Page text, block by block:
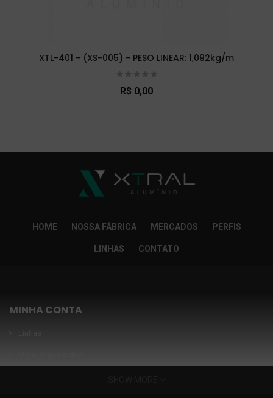
XTL-401 - (XS-005) - PESO LINEAR: 1,092kg/m
R$ 0,00
HOME NOSSA FÁBRICA MERCADOS PERFIS
LINHAS CONTATO
MINHA CONTA